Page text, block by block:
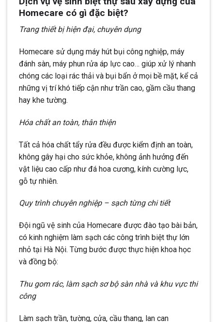
Homecare có gì đặc biệt?
Trang thiết bị hiện đại, chuyên dụng
Homecare sử dụng máy hút bụi công nghiệp, máy
đánh sàn, máy phun rửa áp lực cao… giúp xử lý nhanh
chóng các loại rác thải và bụi bẩn ở mọi bề mặt, kể cả
những vị trí khó tiếp cận như trần cao, gầm cầu thang
hay khe tường.
Hóa chất an toàn, thân thiện
Tất cả hóa chất tẩy rửa đều được kiểm định an toàn,
không gây hại cho sức khỏe, không ảnh hưởng đến
vật liệu cao cấp như đá hoa cương, kính cường lực,
gỗ tự nhiên.
Quy trình chuyên nghiệp – sạch từng chi tiết
Đội ngũ vệ sinh của Homecare được đào tạo bài bản,
có kinh nghiệm làm sạch các công trình biệt thự lớn
nhỏ tại Hà Nội. Từng bước được thực hiện khoa học
và đồng bộ:
Thu gom rác, làm sạch sơ bộ sàn nhà và khu vực thi
công
Làm sạch trần, tường, cửa, cầu thang, lan can